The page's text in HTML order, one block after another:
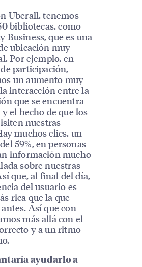
Uberall, tenemos
bibliotecas, como
Business, que es una
ubicación muy
Por ejemplo, en
participación,
un aumento muy
interacción entre la
que se encuentra
el hecho de que los
nuestras
muchos clics, un
59%, en personas
información mucho
sobre nuestras
que, al final del día,
del usuario es
rica que la que
Así que con
más allá con el
y a un ritmo
ayudarlo a